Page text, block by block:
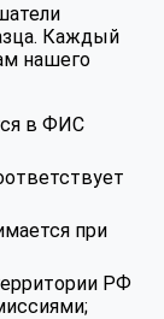
Каждый
нашего
в ФИС
при
РФ